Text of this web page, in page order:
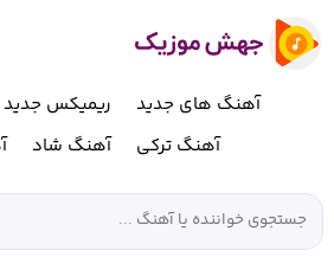
آهنگ های جدید ریمیکس جدید
آهنگ ترکی
آهنگ شاد